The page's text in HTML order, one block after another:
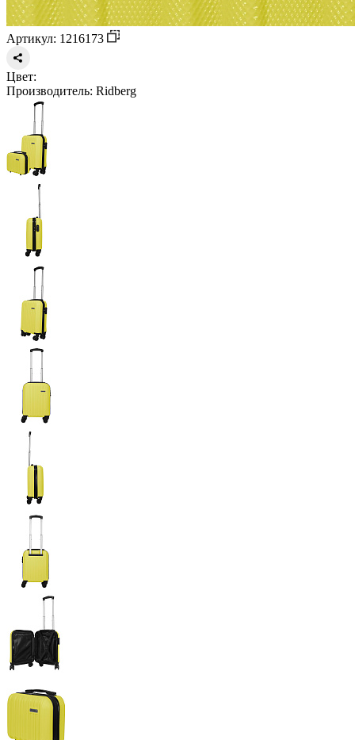
Артикул: 1216173
Цвет:
Производитель: Ridberg